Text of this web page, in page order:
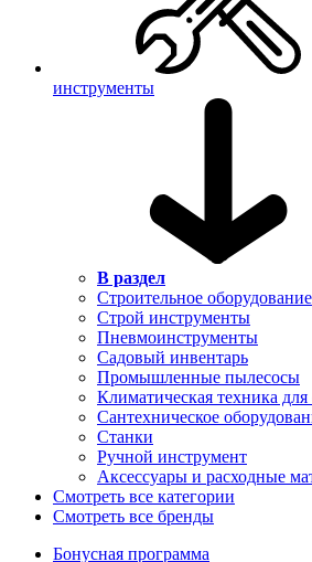
инструменты
В раздел
Строительное оборудование
Строй инструменты
Пневмоинструменты
Садовый инвентарь
Промышленные пылесосы
Климатическая техника для
Сантехническое
Станки
Ручной инструмент
Аксессуары и расходные
Смотреть все категории
Смотреть все бренды
Бонусная программа